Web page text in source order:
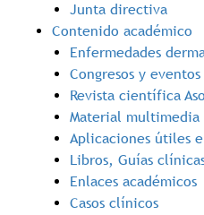
Junta directiva
Contenido académico
Enfermedades
Congresos y
Revista científica
Material multimedia
Aplicaciones útiles
Libros, Guías
Enlaces académicos
Casos clínicos